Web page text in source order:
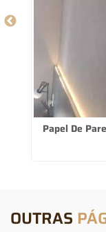
Papel De
OUTRAS